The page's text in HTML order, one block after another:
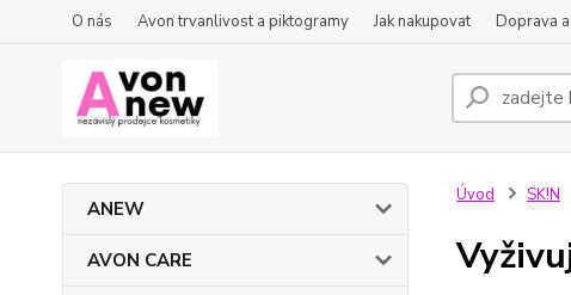
O nás Avon trvanlivost a piktogramy Jak nakupovat Doprava
ANEW
AVON CARE
Úvod SK!N